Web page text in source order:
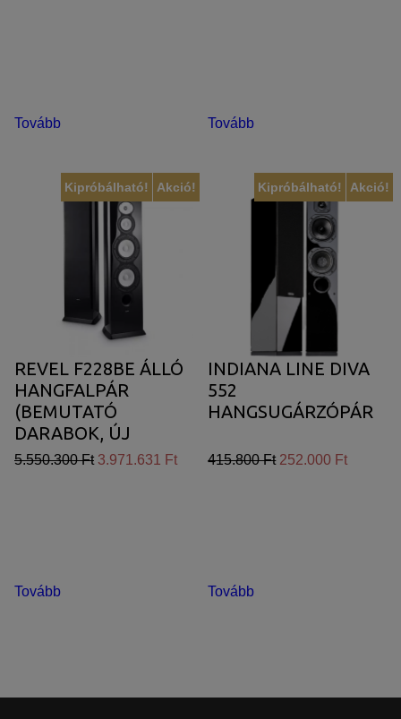
Tovább Tovább
Akció!
Kipróbálható!
REVEL F228BE ÁLLÓ
HANGFALPÁR
(BEMUTATÓ
DARABOK, ÚJ
FEKETE SZÍNBEN)
5.550.300 Ft 3.971.631 Ft
Tovább
Akció!
Kipróbálható!
INDIANA LINE DIVA
552
HANGSUGÁRZÓPÁR
415.800 Ft 252.000 Ft
Tovább